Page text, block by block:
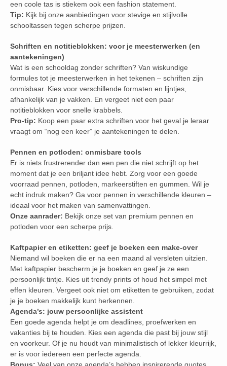
een coole tas is stiekem ook een fashion statement.
Tip: Kijk bij onze aanbiedingen voor stevige en stijlvolle
schooltassen tegen scherpe prijzen.
Schriften en notitieblokken: voor je meesterwerken (en
aantekeningen)
Wat is een schooldag zonder schriften? Van wiskundige
formules tot je meesterwerken in het tekenen – schriften zijn
onmisbaar. Kies voor verschillende formaten en lijntjes,
afhankelijk van je vakken. En vergeet niet een paar
notitieblokken voor snelle krabbels.
Pro-tip: Koop een paar extra schriften voor het geval je leraar
vraagt om “nog een keer” je aantekeningen te delen.
Pennen en potloden: onmisbare tools
Er is niets frustrerender dan een pen die niet schrijft op het
moment dat je een briljant idee hebt. Zorg voor een goede
voorraad pennen, potloden, markeerstiften en gummen. Wil je
echt indruk maken? Ga voor pennen in verschillende kleuren –
ideaal voor het maken van samenvattingen.
Onze aanrader: Bekijk onze set van premium pennen en
potloden voor een scherpe prijs.
Kaftpapier en etiketten: geef je boeken een make-over
Niemand wil boeken die er na een maand al versleten uitzien.
Met kaftpapier bescherm je je boeken en geef je ze een
persoonlijk tintje. Kies uit trendy prints of houd het simpel met
effen kleuren. Vergeet ook niet om etiketten te gebruiken, zodat
je je boeken makkelijk kunt herkennen.
Agenda’s: jouw persoonlijke assistent
Een goede agenda helpt je om deadlines, proefwerken en
vakanties bij te houden. Kies een agenda die past bij jouw stijl
en voorkeur. Of je nu houdt van minimalistisch of lekker kleurrijk,
er is voor iedereen een perfecte agenda.